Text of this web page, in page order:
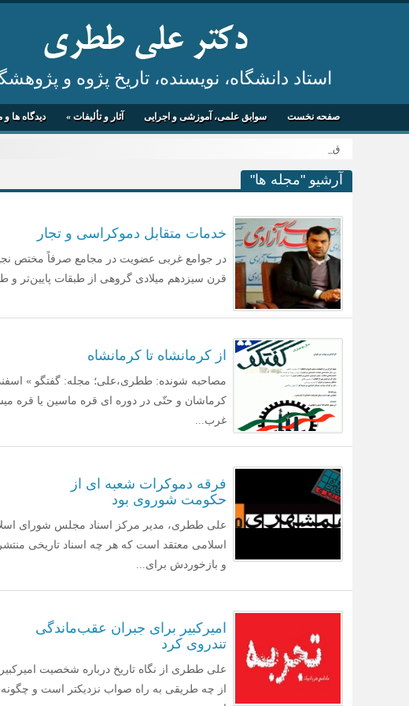
استاد دانشگاه، نویسنده، تاریخ پژوه و
صفحه نخست سوابق علمی، آموزشی و اجرایی آثار و تألیفات » دیدگاه ها و
قم م _
آرشیو "مجله ها"
خدمات متقابل دموکراسی و تجار
در جوامع غربی عضویت در مجامع صرفاً مختص
قرن سیزدهم میلادی گروهی از طبقات پایین‌تر و
از کرمانشاه تا کرمانشاه
کرماشان و حتّی در دوره ای قره ماسین یا قره
غرب...
فرقه دموکرات شعبه ای از
حکومت شوروی بود
علی ططری، مدیر مرکز اسناد مجلس شورای
اسلامی معتقد است که هر چه اسناد تاریخی
و بازخوردش برای...
امیرکبیر برای جبران عقب‌ماندگی
تندروی کرد
علی ططری از نگاه تاریخ درباره شخصیت
از چه طریقی به راه صواب نزدیکتر است و چگونه